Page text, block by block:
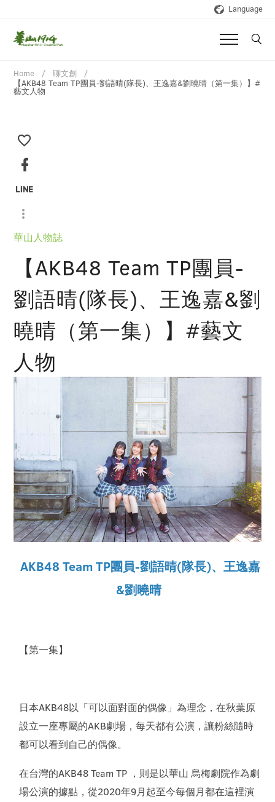
Language
Home
聊文創
【AKB48 Team TP團員-劉語晴(隊長)、王逸嘉&劉曉晴（第一集）】#
藝文人物
華山人物誌
【AKB48 Team TP團員-
劉語晴(隊長)、王逸嘉&劉
曉晴（第一集）】#藝文
人物
AKB48 Team TP團員-劉語晴(隊長)、王逸嘉
&劉曉晴
【第一集】
日本AKB48以「可以面對面的偶像」為理念，在秋葉原
設立一座專屬的AKB劇場，每天都有公演，讓粉絲隨時
都可以看到自己的偶像。
在台灣的AKB48 Team TP ，則是以華山 烏梅劇院作為劇
場公演的據點，從2020年9月起至今每個月都在這裡演